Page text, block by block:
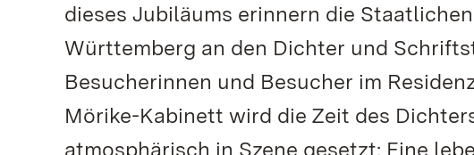
dieses Jubiläums erinnern die
Württemberg an den Dichter und
Besucherinnen und Besucher im
Mörike-Kabinett wird die Zeit des
atmosphärisch in Szene gesetzt: Eine